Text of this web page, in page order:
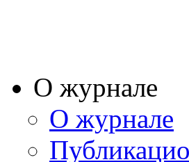
О журнале
О журнале